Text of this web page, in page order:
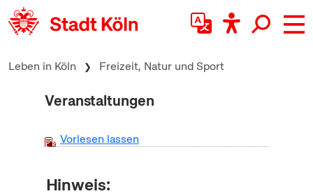
zum Inhalt springen
Leben in Köln Freizeit, Natur und Sport
Veranstaltungen
Vorlesen lassen
Hinweis: